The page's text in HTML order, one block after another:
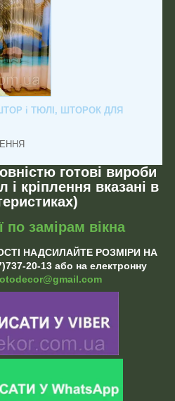
і ТЮЛІ, ШТОРОК ДЛЯ
готові вироби
і кріплення вказані в
по замірам вікна
НАДСИЛАЙТЕ РОЗМІРИ НА
20-13 або на електронну